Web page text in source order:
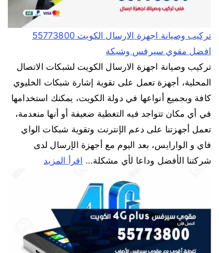
تركيب وصيانة اجهزة الارسال الكويت 55773800
افضل مقوي سيرفس وشبكة
تركيب وصيانة اجهزة الارسال الكويت لشبكات الاتصال
المحلية، أجهزة تعمل على تقوية إشارة شبكات الخليوي
كافة وبجميع أنواعها في دولة الكويت، يمكنك استخدامها
في أي مكان تتواجد فيه التغطية ضعيفة أو أنها منعدمة،
تعمل أجهزتنا على دعم الإنترنت وتقوية شبكات الواي
فاي و الوارايس، بعد اليوم مع أجهزة الإرسال لدى
شركتنا الأفضل وداعا لأي مشكلة… اقرأ المزيد